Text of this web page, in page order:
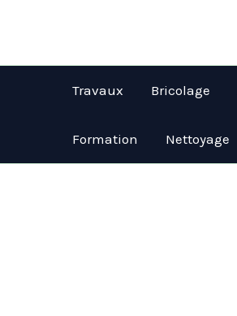
Travaux Bricolage
Formation Nettoyage